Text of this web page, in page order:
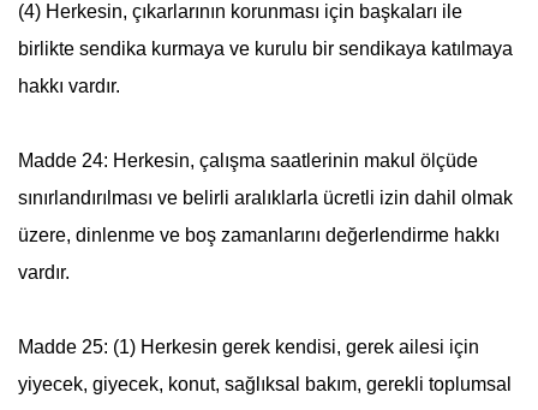
(4) Herkesin, çıkarlarının korunması için başkaları ile
birlikte sendika kurmaya ve kurulu bir sendikaya katılmaya
hakkı vardır.
Madde 24: Herkesin, çalışma saatlerinin makul ölçüde
sınırlandırılması ve belirli aralıklarla ücretli izin dahil olmak
üzere, dinlenme ve boş zamanlarını değerlendirme hakkı
vardır.
Madde 25: (1) Herkesin gerek kendisi, gerek ailesi için
yiyecek, giyecek, konut, sağlıksal bakım, gerekli toplumsal